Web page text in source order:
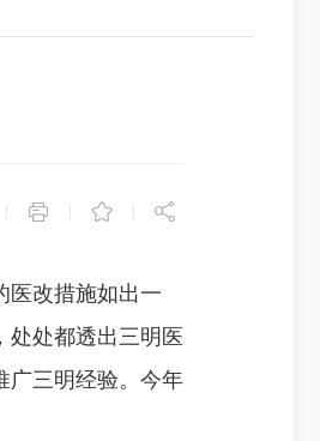
  
医改措施如出一
处处都透出三明医
广三明经验。今年